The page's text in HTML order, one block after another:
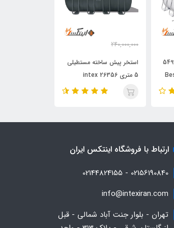
استخر پیش ساخته 274*549
240,000,000
209,950,000 تومان
استخر پیش ساخته مستطیلی
5 متری intex 26356
ارتباط با فروشگاه اینتکس ایران
02156190840 - 02144824155
info@intexiran.com
تهران - بلوار جنت آباد شمالی - قبل